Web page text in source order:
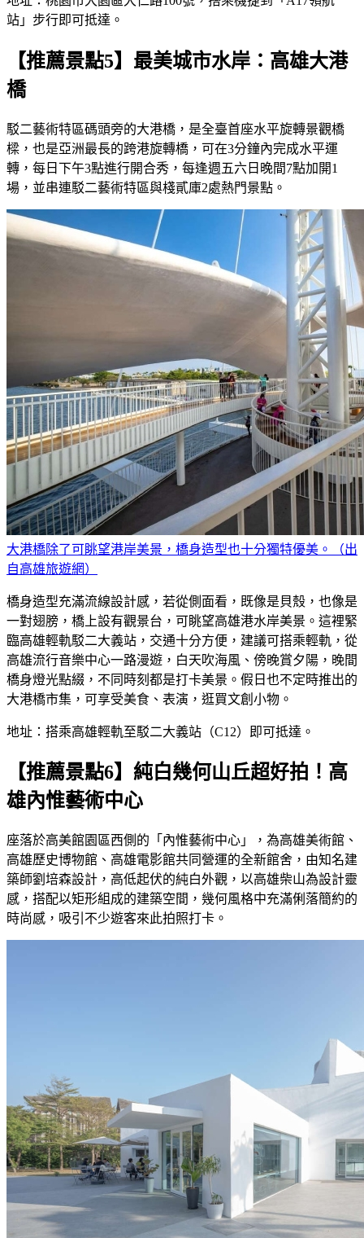
站」步行即可抵達。
【推薦景點5】最美城市水岸：高雄大港
橋
駁二藝術特區碼頭旁的大港橋，是全臺首座水平旋轉景觀橋
樑，也是亞洲最長的跨港旋轉橋，可在3分鐘內完成水平運
轉，每日下午3點進行開合秀，每逢週五六日晚間7點加開1
場，並串連駁二藝術特區與棧貳庫2處熱門景點。
大港橋除了可眺望港岸美景，橋身造型也十分獨特優美。（出
自高雄旅遊網）
橋身造型充滿流線設計感，若從側面看，既像是貝殼，也像是
一對翅膀，橋上設有觀景台，可眺望高雄港水岸美景。這裡緊
臨高雄輕軌駁二大義站，交通十分方便，建議可搭乘輕軌，從
高雄流行音樂中心一路漫遊，白天吹海風、傍晚賞夕陽，晚間
橋身燈光點綴，不同時刻都是打卡美景。假日也不定時推出的
大港橋市集，可享受美食、表演，逛買文創小物。
地址：搭乘高雄輕軌至駁二大義站（C12）即可抵達。
【推薦景點6】純白幾何山丘超好拍！高
雄內惟藝術中心
座落於高美館園區西側的「內惟藝術中心」，為高雄美術館、
高雄歷史博物館、高雄電影館共同營運的全新館舍，由知名建
築師劉培森設計，高低起伏的純白外觀，以高雄柴山為設計靈
感，搭配以矩形組成的建築空間，幾何風格中充滿俐落簡約的
時尚感，吸引不少遊客來此拍照打卡。